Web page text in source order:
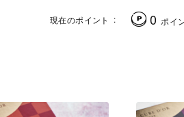
現在のポイント 0 ポイ